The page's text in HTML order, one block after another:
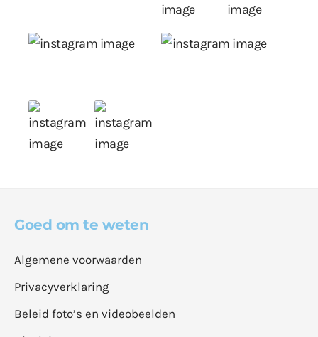
Goed om te weten
Algemene voorwaarden
Privacyverklaring
Beleid foto’s en videobeelden